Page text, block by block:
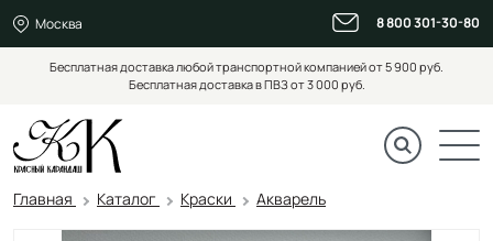
Москва 8 800 301-30-80
Бесплатная доставка любой транспортной компанией от 5 900 руб.
Бесплатная доставка в ПВЗ от 3 000 руб.
Главная Каталог Краски Акварель